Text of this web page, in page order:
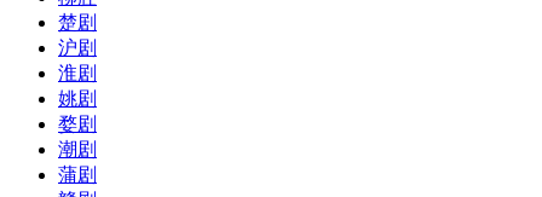
楚剧
沪剧
淮剧
姚剧
婺剧
潮剧
蒲剧